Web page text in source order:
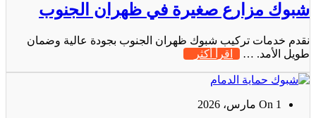
شبوك مزارع صغيرة في ظهران الجنوب
نقدم خدمات تركيب شبوك ظهران الجنوب بجودة عالية وضمان
طويل الأمد. …
اقرأ أكثر
On 1 مارس، 2026